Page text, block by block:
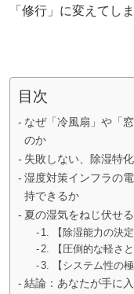
「修行」に変えてし
目次
なぜ「冷風扇」や「
のか
失敗しない、除湿特
湿度対策インフラの
持できるか
夏の湿気をねじ伏せ
1. 【除湿能力の決
2. 【圧倒的な軽さ
3. 【システム性の
結論：あなたが手に